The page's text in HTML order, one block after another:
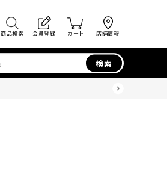
商品検索 会員登録 カート 店舗情報
検索